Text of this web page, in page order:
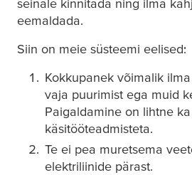
seinale kinnitada ning ilma
eemaldada.
Siin on meie süsteemi eelised:
Kokkupanek võimalik
vaja puurimist ega muid
Paigaldamine on lihtne
käsitööteadmisteta.
Te ei pea muretsema
elektriliinide pärast.